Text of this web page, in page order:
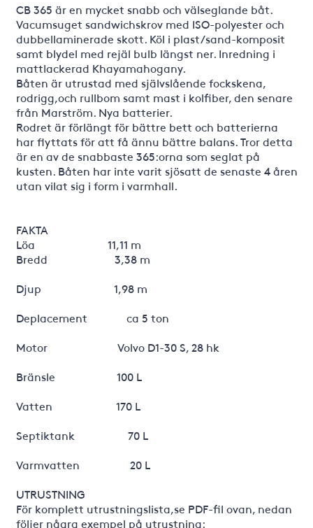
CB 365 är en mycket snabb och välseglande båt.
Vacumsuget sandwichskrov med ISO-polyester och
dubbellaminerade skott. Köl i plast/sand-komposit
samt blydel med rejäl bulb längst ner. Inredning i
mattlackerad Khayamahogany.
Båten är utrustad med självslående fockskena,
rodrigg,och rullbom samt mast i kolfiber, den senare
från Marström. Nya batterier.
Rodret är förlängt för bättre bett och batterierna
har flyttats för att få ännu bättre balans. Tror detta
är en av de snabbaste 365:orna som seglat på
kusten. Båten har inte varit sjösatt de senaste 4 åren
utan vilat sig i form i varmhall.
FAKTA
Löa 11,11 m
Bredd 3,38 m
Djup 1,98 m
Deplacement ca 5 ton
Motor Volvo D1-30 S, 28 hk
Bränsle 100 L
Vatten 170 L
Septiktank 70 L
Varmvatten 20 L
UTRUSTNING
För komplett utrustningslista,se PDF-fil ovan, nedan
följer några exempel på utrustning: